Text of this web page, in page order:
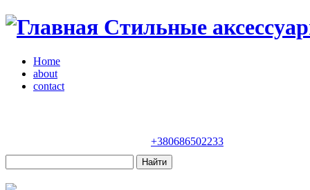
Стильные
Home
about
contact
+380686502233